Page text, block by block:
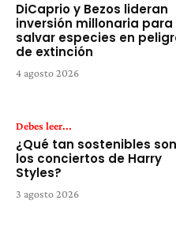
DiCaprio y Bezos lideran
inversión millonaria para
salvar especies en
de extinción
4 agosto 2026
Debes leer...
¿Qué tan sostenibles son
los conciertos de Harry
Styles?
3 agosto 2026